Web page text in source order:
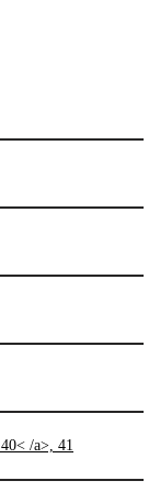
40< /a>, 41